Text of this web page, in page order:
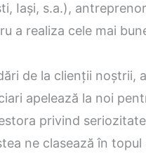
Iaşi, s.a.),
a realiza cele mai
de la clienţii noştrii,
apelează la noi
privind
ne clasează în